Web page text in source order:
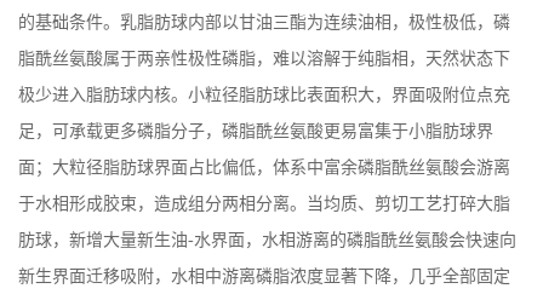
的基础条件。乳脂肪球内部以甘油三酯为连续油相，极性极低，磷
脂酰丝氨酸属于两亲性极性磷脂，难以溶解于纯脂相，天然状态下
极少进入脂肪球内核。小粒径脂肪球比表面积大，界面吸附位点充
足，可承载更多磷脂分子，磷脂酰丝氨酸更易富集于小脂肪球界
面；大粒径脂肪球界面占比偏低，体系中富余磷脂酰丝氨酸会游离
于水相形成胶束，造成组分两相分离。当均质、剪切工艺打碎大脂
肪球，新增大量新生油-水界面，水相游离的磷脂酰丝氨酸会快速向
新生界面迁移吸附，水相中游离磷脂浓度显著下降，几乎全部固定